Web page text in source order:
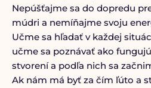
Nepúšťajme sa do dopredu
múdri a nemíňajme svoju
Učme sa hľadať v každej
učme sa poznávať ako
stvorení a podľa nich sa
Ak nám má byť za čím ľúto a